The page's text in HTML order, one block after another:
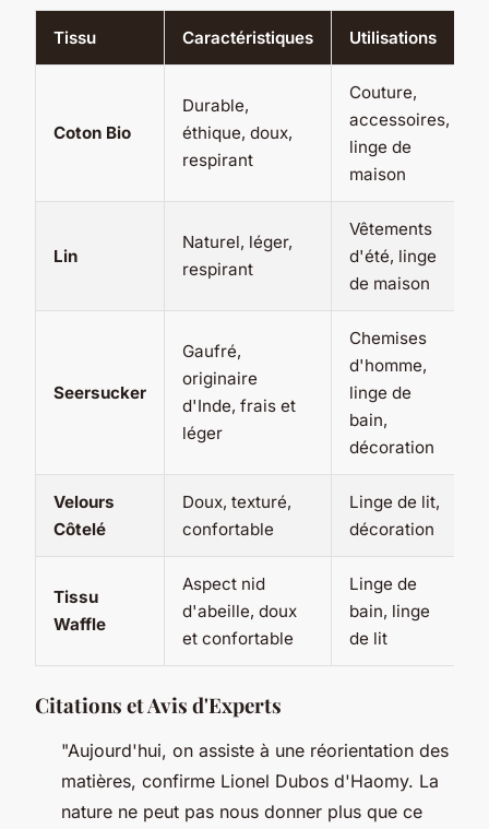
Tissu Caractéristiques Utilisations
Coton Bio
Durable,
éthique, doux,
respirant
Couture,
accessoires,
linge de
maison
Lin
Naturel, léger,
respirant
Vêtements
d'été, linge
de maison
Seersucker
Gaufré,
originaire
d'Inde, frais et
léger
Chemises
d'homme,
linge de
bain,
décoration
Velours
Côtelé
Doux, texturé,
confortable
Linge de lit,
décoration
Tissu
Waffle
Aspect nid
d'abeille, doux
et confortable
Linge de
bain, linge
de lit
Citations et Avis d'Experts
"Aujourd'hui, on assiste à une réorientation des
matières, confirme Lionel Dubos d'Haomy. La
nature ne peut pas nous donner plus que ce